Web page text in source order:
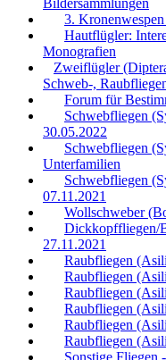
Bildersammlungen
3.
Hautflügler:
Monografien
Zweiflügler
Schweb-,
Forum für
Schwebfliegen
30.05.2022
Schwebfliegen
Unterfamilien
Schwebfliegen
07.11.2021
Wollschweber
Dickkopffliegen/
27.11.2021
Raubfliegen
Raubfliegen
Raubfliegen
Raubfliegen
Raubfliegen
Raubfliegen
Sonstige Fliegen